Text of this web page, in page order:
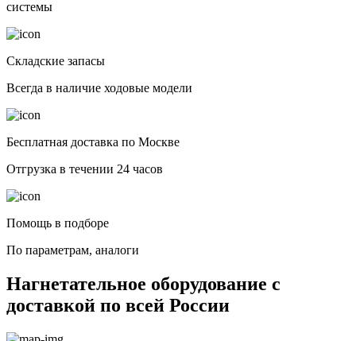
системы
Складские запасы
Всегда в наличие ходовые модели
Бесплатная доставка по Москве
Отгрузка в течении 24 часов
Помощь в подборе
По параметрам, аналоги
Нагнетательное оборудование с
доставкой по всей России